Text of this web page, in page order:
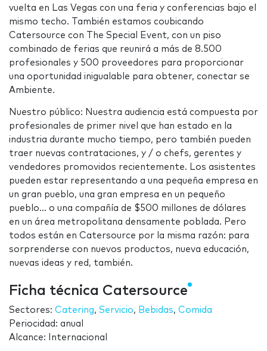
vuelta en Las Vegas con una feria y conferencias bajo el
mismo techo. También estamos coubicando
Catersource con The Special Event, con un piso
combinado de ferias que reunirá a más de 8.500
profesionales y 500 proveedores para proporcionar
una oportunidad inigualable para obtener, conectar se
Ambiente.
Nuestro público: Nuestra audiencia está compuesta por
profesionales de primer nivel que han estado en la
industria durante mucho tiempo, pero también pueden
traer nuevas contrataciones, y / o chefs, gerentes y
vendedores promovidos recientemente. Los asistentes
pueden estar representando a una pequeña empresa en
un gran pueblo, una gran empresa en un pequeño
pueblo... o una compañía de $500 millones de dólares
en un área metropolitana densamente poblada. Pero
todos están en Catersource por la misma razón: para
sorprenderse con nuevos productos, nueva educación,
nuevas ideas y red, también.
Ficha técnica Catersource
Sectores: Catering, Servicio, Bebidas, Comida
Periocidad: anual
Alcance: Internacional